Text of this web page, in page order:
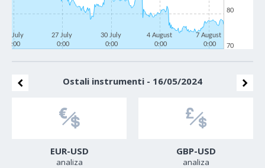
22 July
0:00
27 July
0:00
30 July
0:00
4 August
0:00
7 August
0:00
70
80
Ostali instrumenti - 16/05/2024
EUR-USD
analiza
GBP-USD
analiza